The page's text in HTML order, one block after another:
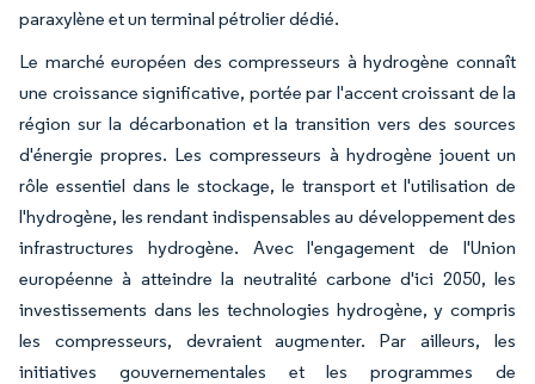
paraxylène et un terminal pétrolier dédié.
Le marché européen des compresseurs à hydrogène connaît
une croissance significative, portée par l'accent croissant de la
région sur la décarbonation et la transition vers des sources
d'énergie propres. Les compresseurs à hydrogène jouent un
rôle essentiel dans le stockage, le transport et l'utilisation de
l'hydrogène, les rendant indispensables au développement des
infrastructures hydrogène. Avec l'engagement de l'Union
européenne à atteindre la neutralité carbone d'ici 2050, les
investissements dans les technologies hydrogène, y compris
les compresseurs, devraient augmenter. Par ailleurs, les
initiatives gouvernementales et les programmes de